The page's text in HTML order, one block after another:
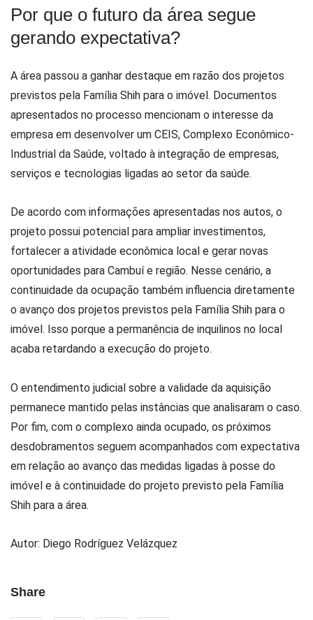
Por que o futuro da área segue
gerando expectativa?
A área passou a ganhar destaque em razão dos projetos
previstos pela Família Shih para o imóvel. Documentos
apresentados no processo mencionam o interesse da
empresa em desenvolver um CEIS, Complexo Econômico-
Industrial da Saúde, voltado à integração de empresas,
serviços e tecnologias ligadas ao setor da saúde.
De acordo com informações apresentadas nos autos, o
projeto possui potencial para ampliar investimentos,
fortalecer a atividade econômica local e gerar novas
oportunidades para Cambuí e região. Nesse cenário, a
continuidade da ocupação também influencia diretamente
o avanço dos projetos previstos pela Família Shih para o
imóvel. Isso porque a permanência de inquilinos no local
acaba retardando a execução do projeto.
O entendimento judicial sobre a validade da aquisição
permanece mantido pelas instâncias que analisaram o caso.
Por fim, com o complexo ainda ocupado, os próximos
desdobramentos seguem acompanhados com expectativa
em relação ao avanço das medidas ligadas à posse do
imóvel e à continuidade do projeto previsto pela Família
Shih para a área.
Autor: Diego Rodríguez Velázquez
Share